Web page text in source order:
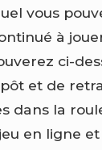
vous
à
ci-
et de
dans la
en ligne